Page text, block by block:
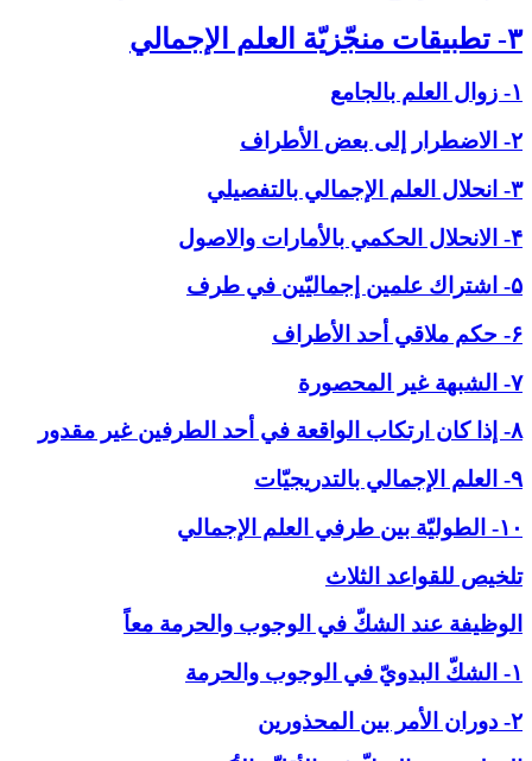
۳- تطبيقات منجّزيّة العلم الإجمالي‏
۱- زوال العلم بالجامع
۲- الاضطرار إلى بعض الأطراف
۳- انحلال العلم الإجمالي بالتفصيلي
۴- الانحلال الحكمي بالأمارات والاصول
۵- اشتراك علمين إجماليّين في طرف
۶- حكم ملاقي أحد الأطراف
۷- الشبهة غير المحصورة
۸- إذا كان ارتكاب الواقعة في أحد الطرفين غير مقدور
۹- العلم الإجمالي بالتدريجيّات
۱۰- الطوليّة بين طرفي العلم الإجمالي
تلخيص للقواعد الثلاث
الوظيفة عند الشكّ في ‏الوجوب والحرمة معاً
۱- الشكّ البدويّ في الوجوب والحرمة
۲- دوران الأمر بين المحذورين